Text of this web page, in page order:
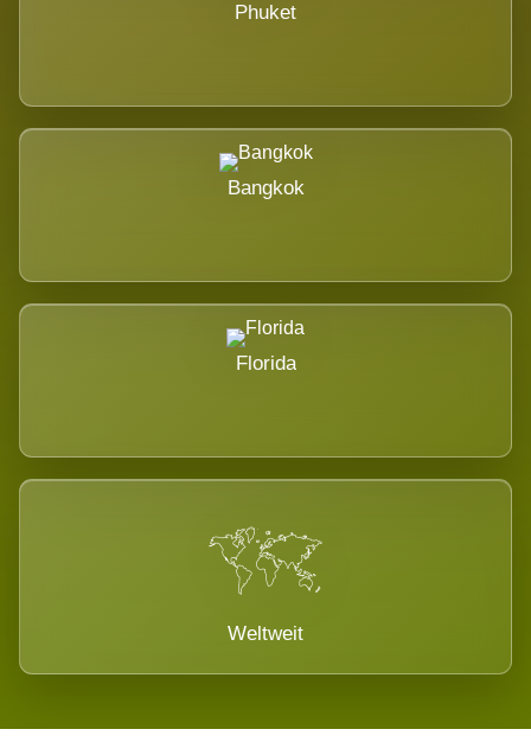
Phuket
Bangkok
Florida
Weltweit